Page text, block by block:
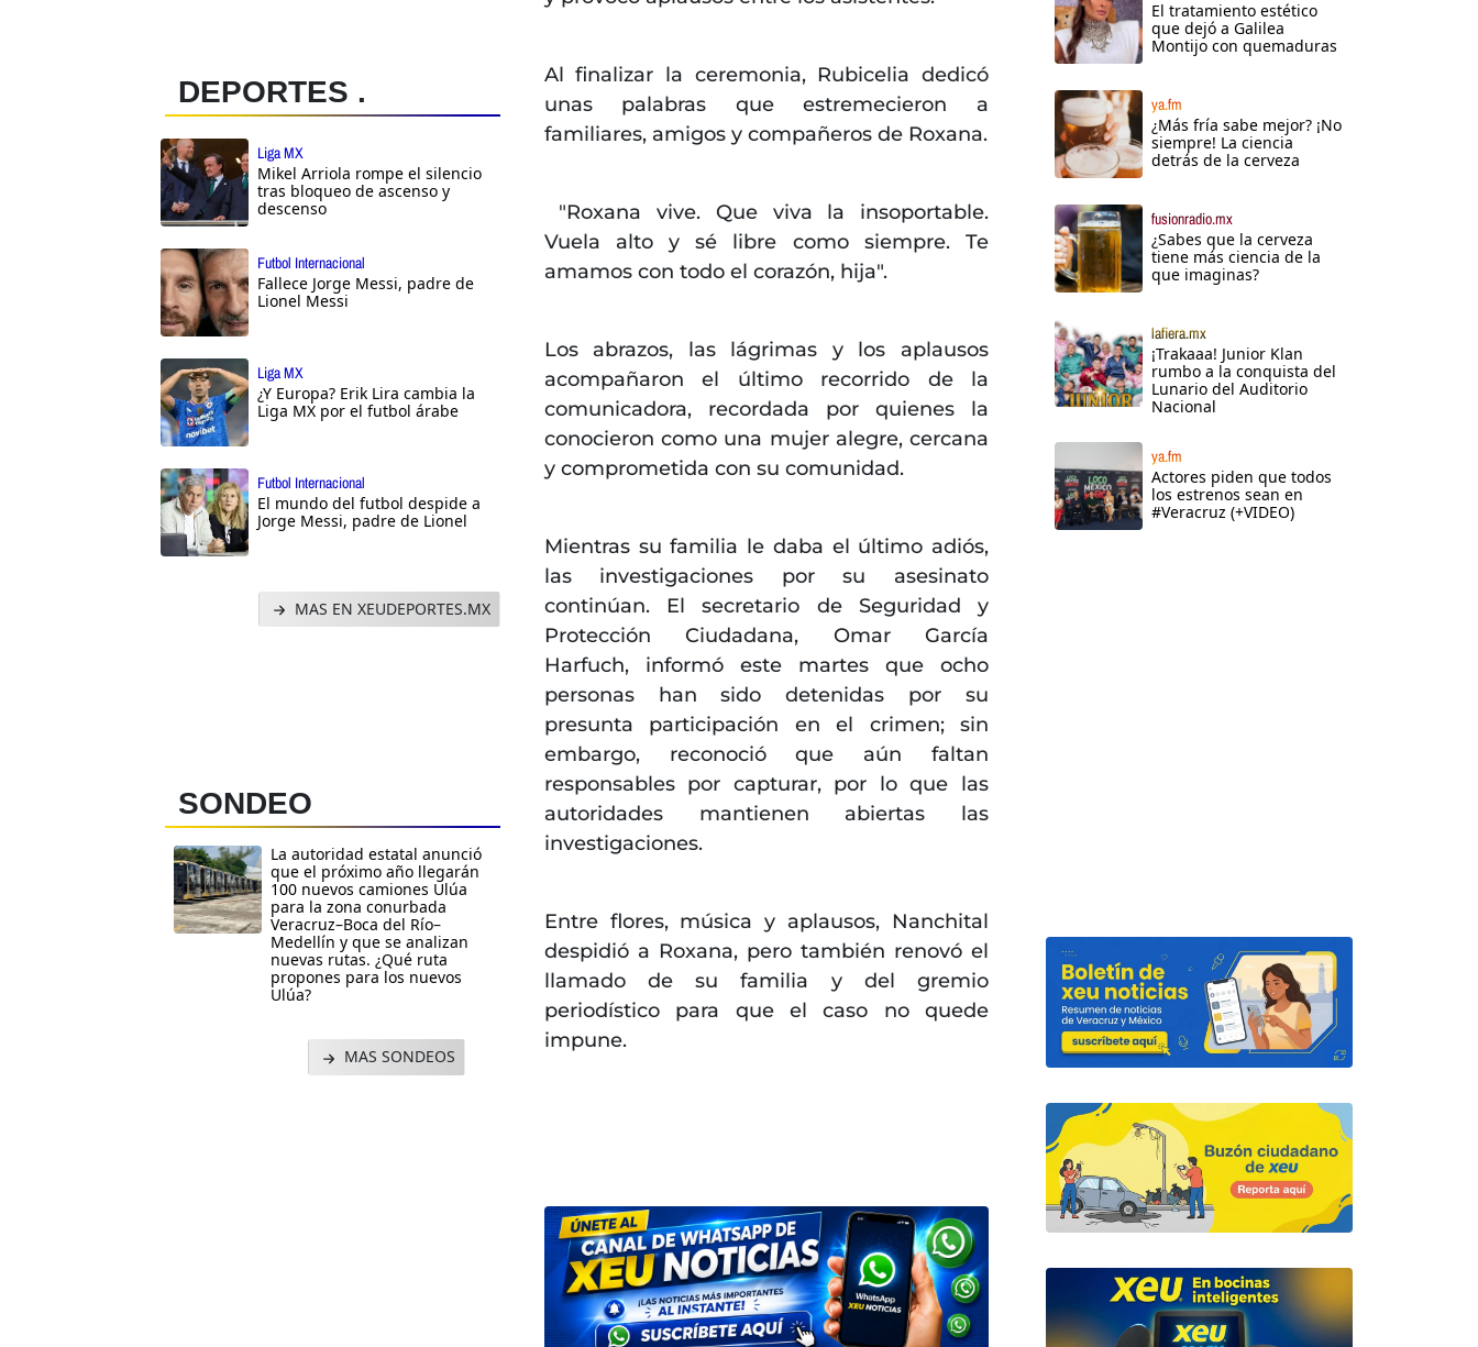
DEPORTES .
Liga MX
Mikel Arriola rompe el silencio
tras bloqueo de ascenso y
descenso
Futbol Internacional
Fallece Jorge Messi, padre de
Lionel Messi
Liga MX
¿Y Europa? Erik Lira cambia la
Liga MX por el futbol árabe
Futbol Internacional
El mundo del futbol despide a
Jorge Messi, padre de Lionel
MAS EN XEUDEPORTES.MX
SONDEO
La autoridad estatal anunció
que el próximo año llegarán
100 nuevos camiones Ulúa
para la zona conurbada
Veracruz–Boca del Río–
Medellín y que se analizan
nuevas rutas. ¿Qué ruta
propones para los nuevos
Ulúa?
MAS SONDEOS
Al finalizar la ceremonia, Rubicelia dedicó
unas palabras que estremecieron a
familiares, amigos y compañeros de Roxana.
"Roxana vive. Que viva la insoportable.
Vuela alto y sé libre como siempre. Te
amamos con todo el corazón, hija".
Los abrazos, las lágrimas y los aplausos
acompañaron el último recorrido de la
comunicadora, recordada por quienes la
conocieron como una mujer alegre, cercana
y comprometida con su comunidad.
Mientras su familia le daba el último adiós,
las investigaciones por su asesinato
continúan. El secretario de Seguridad y
Protección Ciudadana, Omar García
Harfuch, informó este martes que ocho
personas han sido detenidas por su
presunta participación en el crimen; sin
embargo, reconoció que aún faltan
responsables por capturar, por lo que las
autoridades mantienen abiertas las
investigaciones.
Entre flores, música y aplausos, Nanchital
despidió a Roxana, pero también renovó el
llamado de su familia y del gremio
periodístico para que el caso no quede
impune.
El tratamiento estético
que dejó a Galilea
Montijo con quemaduras
ya.fm
¿Más fría sabe mejor? ¡No
siempre! La ciencia
detrás de la cerveza
fusionradio.mx
¿Sabes que la cerveza
tiene más ciencia de la
que imaginas?
lafiera.mx
¡Trakaaa! Junior Klan
rumbo a la conquista del
Lunario del Auditorio
Nacional
ya.fm
Actores piden que todos
los estrenos sean en
#Veracruz (+VIDEO)